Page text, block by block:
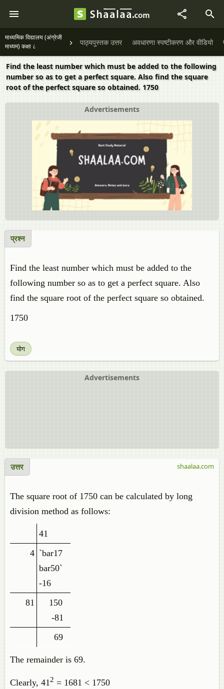
माध्यमिक विद्यालय (अंग्रेजी
माध्यम) कक्षा ८
पाठ्यपुस्तक उत्तर अवधारणा स्पष्टीकरण और वीडियो
Find the least number which must be added to the following
number so as to get a perfect square. Also find the square
root of the perfect square so obtained. 1750
Advertisements
प्रश्न
Find the least number which must be added to the
following number so as to get a perfect square. Also
find the square root of the perfect square so obtained.
1750
योग
Advertisements
उत्तर
The square root of 1750 can be calculated by long
division method as follows:
41
4 `bar17
bar50`
-16
81
150
-81
69
The remainder is 69.
Clearly, 412 = 1681 < 1750
shaalaa.com